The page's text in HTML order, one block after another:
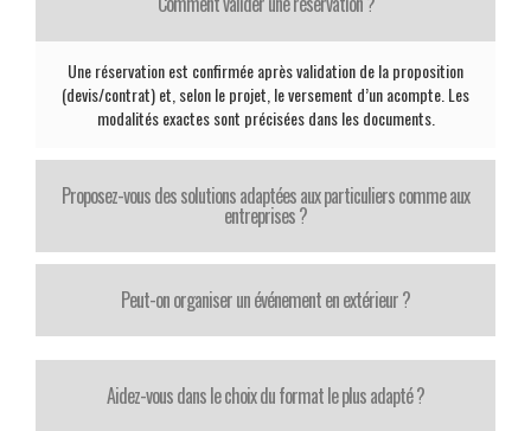
Une réservation est confirmée après validation de la proposition
(devis/contrat) et, selon le projet, le versement d’un acompte. Les
modalités exactes sont précisées dans les documents.
Proposez-vous des solutions adaptées aux particuliers comme aux
entreprises ?
Peut-on organiser un événement en extérieur ?
Aidez-vous dans le choix du format le plus adapté ?